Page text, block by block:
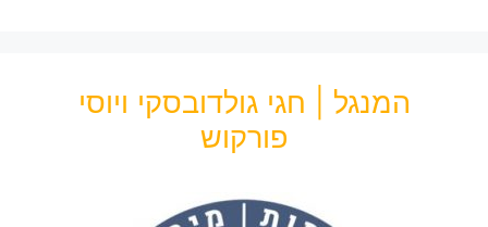
המנגל | חגי גולדובסקי ויוסי
פורקוש